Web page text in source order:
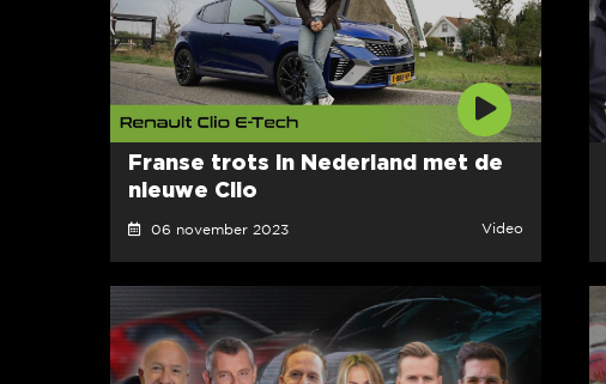
Franse trots in Nederland met de
nieuwe Clio
06 november 2023 Video